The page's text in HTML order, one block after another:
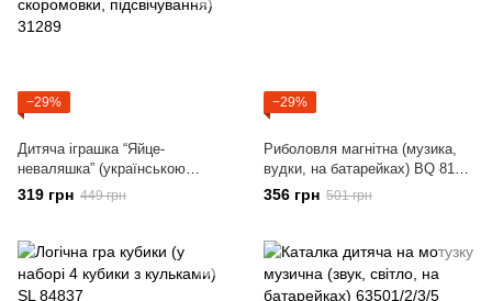
−29%
Дитяча іграшка “Яйце-
неваляшка” (українською
мовою, казки, мелодії, пісні,
скоромовки, підсвічування)
319 грн 449 грн
−29%
Риболовля магнітна (музика,
вудки, на батарейках) BQ 819
D
356 грн 501 грн